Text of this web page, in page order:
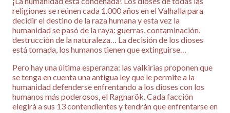
religiones se reúnen cada 1.000 años en el Valhalla para
decidir el destino de la raza humana y esta vez la
humanidad se pasó de la raya: guerras, contaminación,
destrucción de la naturaleza… La decisión de los dioses
está tomada, los humanos tienen que extinguirse…
Pero hay una última esperanza: las valkirias proponen que
se tenga en cuenta una antigua ley que le permite a la
humanidad defenderse enfrentando a los dioses con los
humanos más poderosos, el Ragnarök. Cada facción
elegirá a sus 13 contendientes y tendrán que enfrentarse en